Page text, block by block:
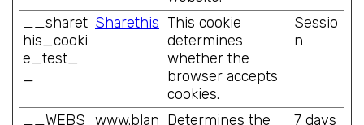
__sharet
his_cooki
e_test_
_
Sharethis This cookie
determines
whether the
browser accepts
cookies.
Sessio
n
__WEBS www.blan Determines the
7 days